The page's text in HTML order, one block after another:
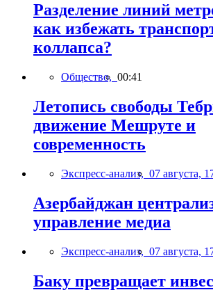
Разделение линий
как избежать
коллапса?
Общество, 00:41
Летопись свободы
движение Мешруте и
современность
Экспресс-анализ, 07 августа,
Азербайджан
управление медиа
Экспресс-анализ, 07 августа,
Баку превращает